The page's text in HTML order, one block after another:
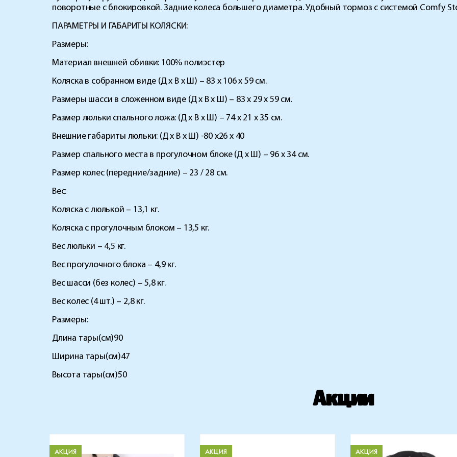
поворотные с блокировкой. Задние колеса большего диаметра. Удобный тормоз с системой Comfy
ПАРАМЕТРЫ И ГАБАРИТЫ КОЛЯСКИ:
Размеры:
Материал внешней обивки: 100% полиэстер
Коляска в собранном виде (Д х В х Ш) – 83 х 106 х 59 см.
Размеры шасси в сложенном виде (Д х В х Ш) – 83 х 29 х 59 см.
Размер люльки спального ложа: (Д х В х Ш) – 74 х 21 х 35 см.
Внешние габариты люльки: (Д х В х Ш) -80 х26 х 40
Размер спального места в прогулочном блоке (Д х Ш) – 96 х 34 см.
Размер колес (передние/задние) – 23 / 28 см.
Вес:
Коляска с люлькой – 13,1 кг.
Коляска с прогулочным блоком – 13,5 кг.
Вес люльки – 4,5 кг.
Вес прогулочного блока – 4,9 кг.
Вес шасси (без колес) – 5,8 кг.
Вес колес (4 шт.) – 2,8 кг.
Размеры:
Длина тары(см)90
Ширина тары(см)47
Высота тары(см)50
Акции
АКЦИЯ АКЦИЯ АКЦИЯ